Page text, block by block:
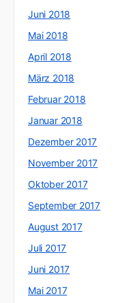
Juni 2018
Mai 2018
April 2018
März 2018
Februar 2018
Januar 2018
Dezember 2017
November 2017
Oktober 2017
September 2017
August 2017
Juli 2017
Juni 2017
Mai 2017